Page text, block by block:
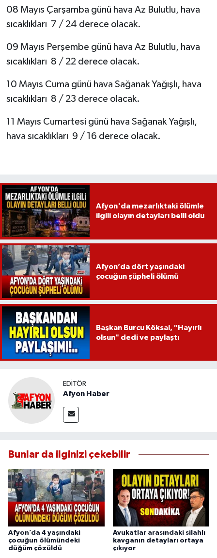
08 Mayıs Çarşamba günü hava Az Bulutlu, hava
sıcaklıkları 7 / 24 derece olacak.
09 Mayıs Perşembe günü hava Az Bulutlu, hava
sıcaklıkları 8 / 22 derece olacak.
10 Mayıs Cuma günü hava Sağanak Yağışlı, hava
sıcaklıkları 8 / 23 derece olacak.
11 Mayıs Cumartesi günü hava Sağanak Yağışlı,
hava sıcaklıkları 9 / 16 derece olacak.
Afyon'da mezarlıktaki ölümle
ilgili olayın detayları belli oldu
Afyon’da dört yaşındaki
çocuğun şüpheli ölümü
Başkan Burcu Köksal, "Hayırlı
olsun" dedi ve paylaştı
EDITÖR
Afyon Haber
Bunlar da ilginizi çekebilir
Afyon’da 4 yaşındaki
çocuğun ölümündeki
düğüm çözüldü
Avukatlar arasındaki silahlı
kavganın detayları ortaya
çıkıyor